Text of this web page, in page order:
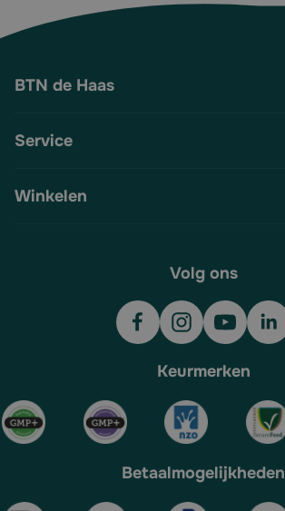
BTN de Haas
Service
Winkelen
Volg ons
Keurmerken
Betaalmogelijkheden